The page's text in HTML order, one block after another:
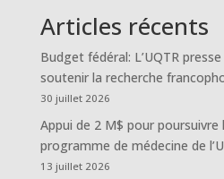
Articles récents
Budget fédéral: L’UQTR
soutenir la recherche
30 juillet 2026
Appui de 2 M$ pour
programme de médecine de
13 juillet 2026